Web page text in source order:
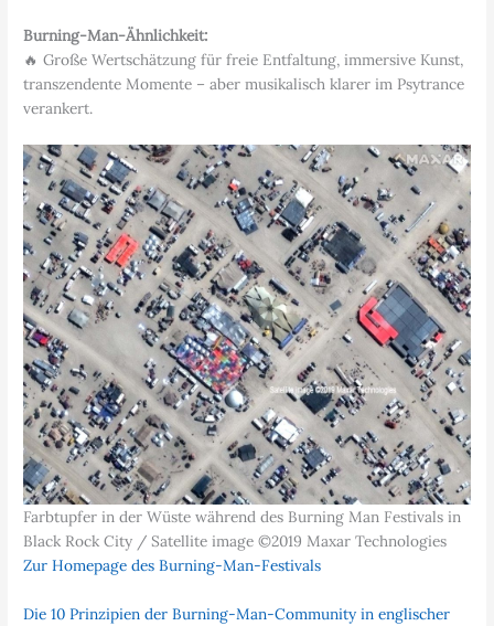
Burning-Man-Ähnlichkeit:
🔥 Große Wertschätzung für freie Entfaltung, immersive Kunst,
transzendente Momente – aber musikalisch klarer im Psytrance
verankert.
Farbtupfer in der Wüste während des Burning Man Festivals in
Black Rock City / Satellite image ©2019 Maxar Technologies
Zur Homepage des Burning-Man-Festivals
Die 10 Prinzipien der Burning-Man-Community in englischer